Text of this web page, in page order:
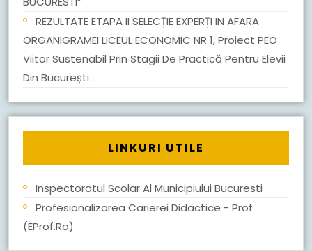
REZULTATE ETAPA II SELECȚIE EXPERȚI IN AFARA
ORGANIGRAMEI LICEUL ECONOMIC NR 1, Proiect PEO
Viitor Sustenabil Prin Stagii De Practică Pentru Elevii
Din București
LINKURI UTILE
Inspectoratul Scolar Al Municipiului Bucuresti
Profesionalizarea Carierei Didactice - Prof
(eProf.ro)